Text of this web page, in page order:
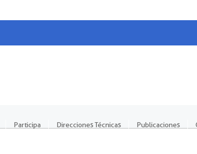
Participa Direcciones Técnicas Publicaciones